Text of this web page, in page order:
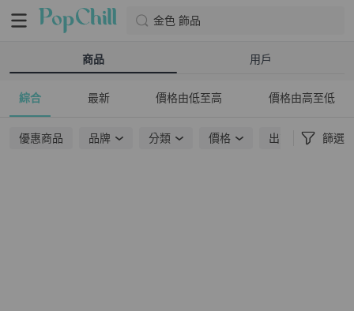
金色 飾品
商品 用戶
綜合 最新 價格由低至高 價格由高至低
優惠商品 品牌 分類 價格 出貨地點 篩選